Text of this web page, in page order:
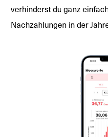
verhinderst du ganz
Nachzahlungen in der